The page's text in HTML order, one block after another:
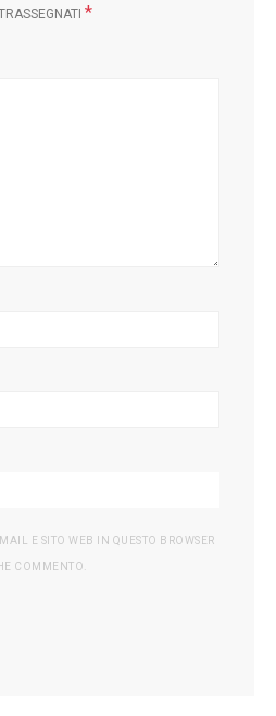
*
E SITO WEB IN QUESTO BROWSER
COMMENTO.